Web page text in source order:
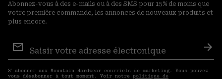
Abonnez-vous à des e-mails ou à des SMS pour 15% de moins que
votre première commande, les annonces de nouveaux produits et
plus encore.
aux
courriels
S′ abonner aux Mountain Hardwear courriels de marketing. Vous pouvez
vous désabonner à tout moment. Voir notre politique de